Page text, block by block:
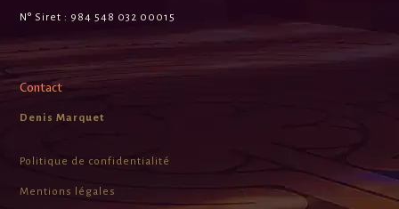
N° Siret : 984 548 032 00015
Contact
Denis Marquet
Politique de confidentialité
Mentions légales